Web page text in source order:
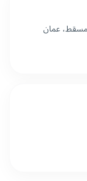
مسقط، عمان